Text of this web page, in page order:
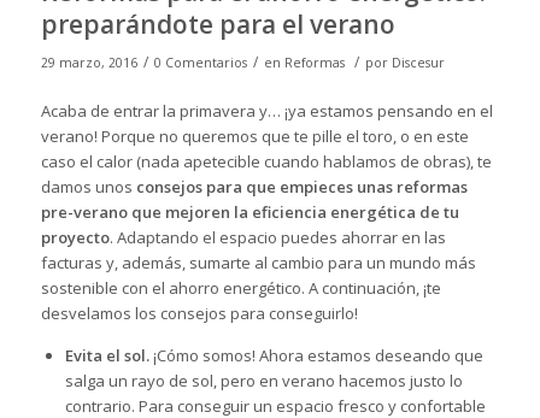
preparándote para el verano
29 marzo, 2016 / 0 Comentarios / en Reformas / por Discesur
Acaba de entrar la primavera y… ¡ya estamos pensando en el
verano! Porque no queremos que te pille el toro, o en este
caso el calor (nada apetecible cuando hablamos de obras), te
damos unos consejos para que empieces unas reformas
pre-verano que mejoren la eficiencia energética de tu
proyecto. Adaptando el espacio puedes ahorrar en las
facturas y, además, sumarte al cambio para un mundo más
sostenible con el ahorro energético. A continuación, ¡te
desvelamos los consejos para conseguirlo!
Evita el sol.¡Cómo somos! Ahora estamos deseando que
salga un rayo de sol, pero en verano hacemos justo lo
contrario. Para conseguir un espacio fresco y confortable